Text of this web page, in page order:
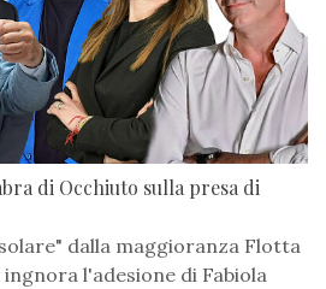
di Occhiuto sulla presa di
dalla maggioranza Flotta
l'adesione di Fabiola